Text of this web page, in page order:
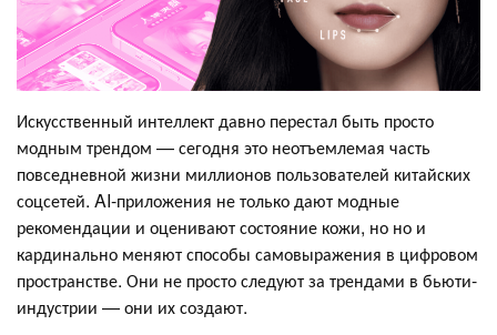
Искусственный интеллект давно перестал быть просто
модным трендом — сегодня это неотъемлемая часть
повседневной жизни миллионов пользователей китайских
соцсетей. AI-приложения не только дают модные
рекомендации и оценивают состояние кожи, но но и
кардинально меняют способы самовыражения в цифровом
пространстве. Они не просто следуют за трендами в бьюти-
индустрии — они их создают.